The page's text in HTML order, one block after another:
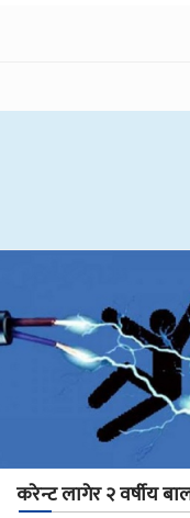
करेन्ट लागेर २ वर्षीय